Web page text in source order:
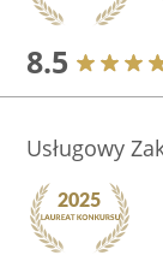
8.5
Usługowy